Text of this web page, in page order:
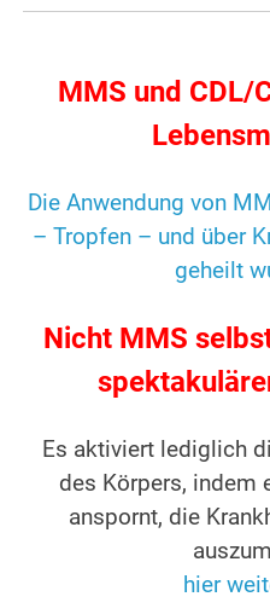
MMS und CDL/
Die Anwendung von
– Tropfen – und über
geheilt
Nicht MMS
Es aktiviert lediglich
des Körpers, indem
anspornt, die
hier